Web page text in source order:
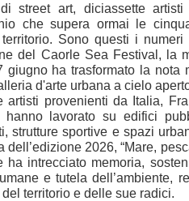
street art, diciassette artisti
che supera ormai le
Sono questi i
del Caorle Sea Festival, la
ha trasformato la nota
d'arte urbana a cielo
artisti provenienti da Italia,
lavorato su edifici
strutture sportive e spazi
2026, “Mare,
ha intrecciato memoria,
e tutela dell’ambiente,
territorio e delle sue radici.